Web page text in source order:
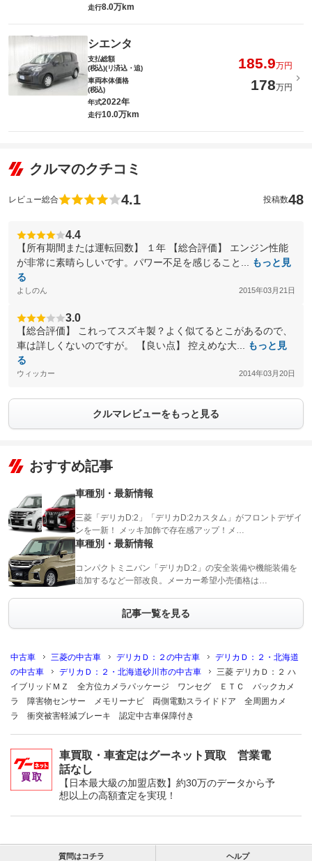
走行8.0万km
シエンタ
支払総額
(税込)(リ済込・追)
185.9万円
車両本体価格
(税込)
178万円
年式2022年
走行10.0万km
クルマのクチコミ
レビュー総合 4.1 投稿数48
4.4
【所有期間または運転回数】 １年 【総合評価】 エンジン性能
が非常に素晴らしいです。パワー不足を感じること...
もっと見
る
よしのん 2015年03月21日
3.0
【総合評価】 これってスズキ製？よく似てるとこがあるので、
車は詳しくないのですが。 【良い点】 控えめな大...
もっと見
る
ウィッカー 2014年03月20日
クルマレビューをもっと見る
おすすめ記事
車種別・最新情報
三菱「デリカD:2」「デリカD:2カスタム」がフロントデザイ
ンを一新！ メッキ加飾で存在感アップ！メ…
車種別・最新情報
コンパクトミニバン「デリカD:2」の安全装備や機能装備を
追加するなど一部改良。メーカー希望小売価格は…
記事一覧を見る
中古車 三菱の中古車 デリカＤ：２の中古車
デリカＤ：２・北海道
の中古車
デリカＤ：２・北海道砂川市の中古車
三菱 デリカＤ：２ ハ
イブリッドＭＺ 全方位カメラパッケージ ワンセグ ＥＴＣ バックカメ
ラ 障害物センサー メモリーナビ 両側電動スライドドア 全周囲カメ
ラ 衝突被害軽減ブレーキ 認定中古車保障付き
車買取・車査定はグーネット買取 営業電
話なし
【日本最大級の加盟店数】約30万のデータから予
想以上の高額査定を実現！
質問はコチラ ヘルプ